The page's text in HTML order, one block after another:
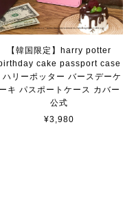
【韓国限定】harry potter
cake passport case
ハリーポッター バースデーケ
ーキ パスポートケース カバー
公式
¥3,980